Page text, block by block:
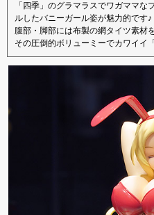
「四季」のグラマラスでワガママ
ルしたバニーガール姿が魅力的です♪
腹部・脚部には布製の網タイツ素材を
その圧倒的ボリューミーでカワイイ